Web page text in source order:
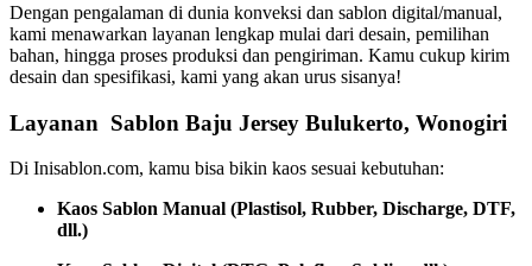
Dengan pengalaman di dunia konveksi dan sablon digital/manual,
kami menawarkan layanan lengkap mulai dari desain, pemilihan
bahan, hingga proses produksi dan pengiriman. Kamu cukup kirim
desain dan spesifikasi, kami yang akan urus sisanya!
Layanan Sablon Baju Jersey Bulukerto, Wonogiri
Di Inisablon.com, kamu bisa bikin kaos sesuai kebutuhan:
Kaos Sablon Manual (Plastisol, Rubber, Discharge, DTF,
dll.)